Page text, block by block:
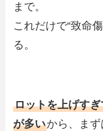
まで。
これだけで“致命
る。
ロットを上げす
が多いから、ま